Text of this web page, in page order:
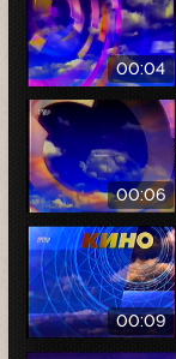
00:04
00:06
00:09